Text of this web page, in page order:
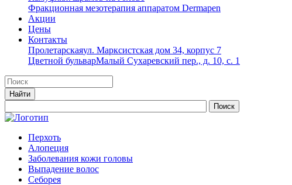
Фракционная мезотерапия аппаратом Dermapen
Акции
Цены
Контакты
Пролетарскаяул. Марксистская дом 34, корпус 7
Цветной бульварМалый Сухаревский пер., д. 10, с. 1
Перхоть
Алопеция
Заболевания кожи головы
Выпадение волос
Cеборея